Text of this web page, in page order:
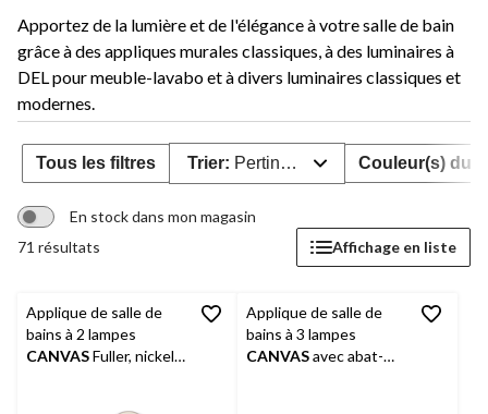
Apportez de la lumière et de l'élégance à votre salle de bain
grâce à des appliques murales classiques, à des luminaires à
DEL pour meuble-lavabo et à divers luminaires classiques et
modernes.
Tous les filtres Trier: Pertinence Couleur(s) du
En stock dans mon magasin
71 résultats
Affichage en liste
Applique de salle de
bains à 2 lampes
CANVASFuller, nickel
Applique de salle de
bains à 3 lampes
CANVASavec abat-